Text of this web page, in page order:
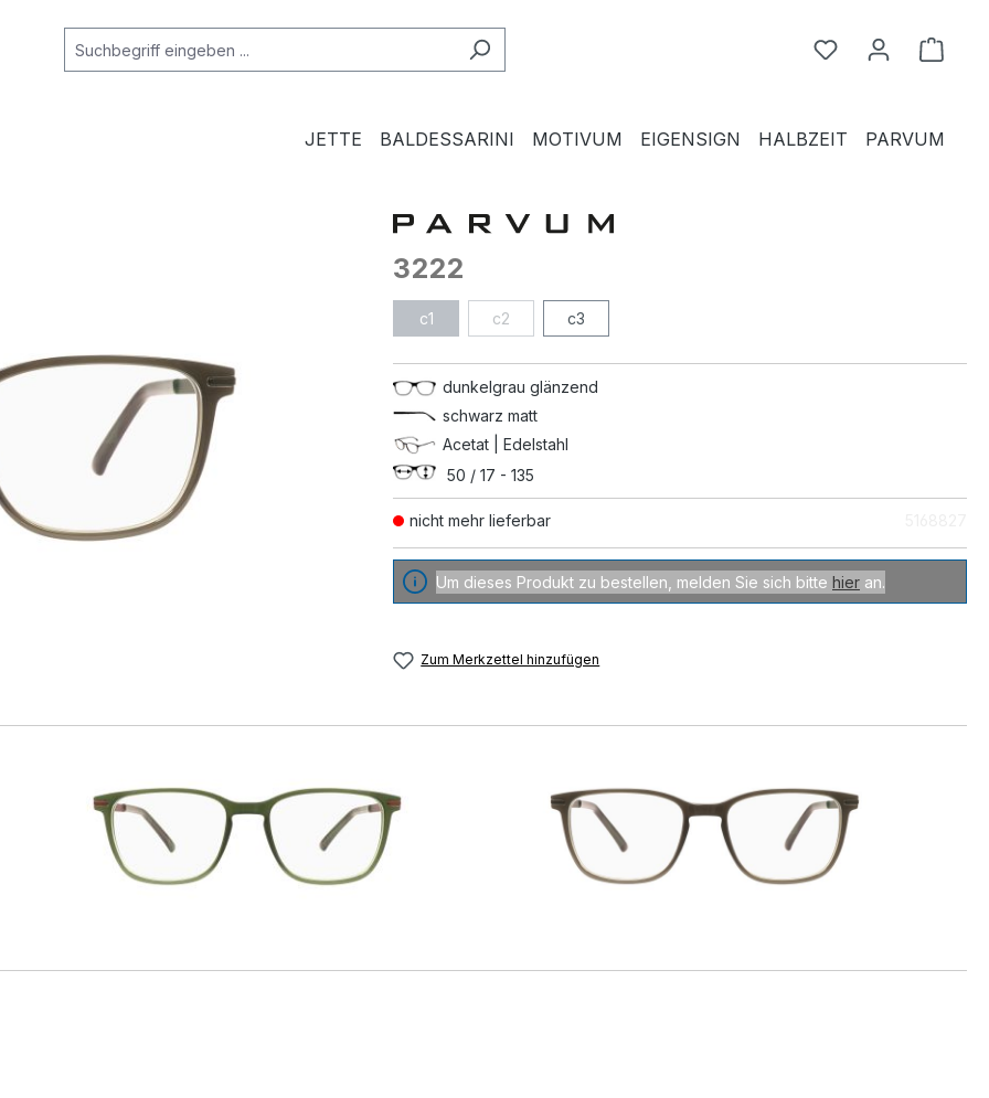
Du hast 0
JETTE BALDESSARINI MOTIVUM EIGENSIGN HALBZEIT PARVUM
nicht mehr lieferbar
3222
c1 c2 c3
dunkelgrau glänzend
schwarz matt
Acetat | Edelstahl
50 / 17 - 135
Um dieses Produkt zu bestellen, melden Sie sich bitte hier an.
Zum Merkzettel hinzufügen